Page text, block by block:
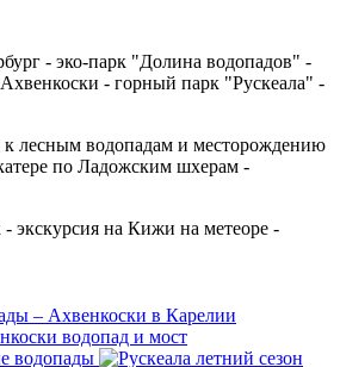
- эко-парк "Долина водопадов" -
- горный парк "Рускеала" -
лесным водопадам и месторождению
по Ладожским шхерам -
- экскурсия на Кижи на метеоре -